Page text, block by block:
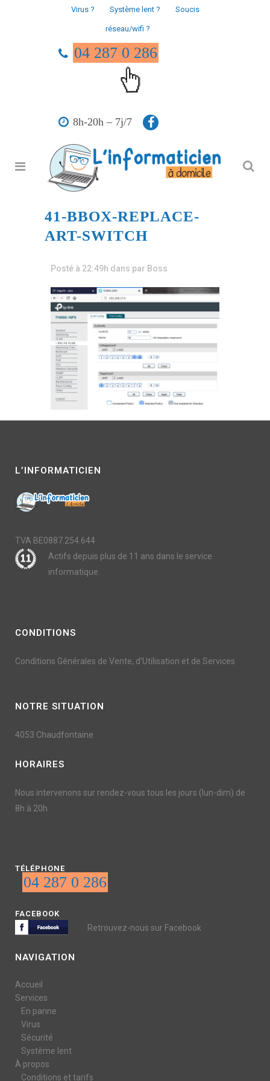
Virus ? Système lent ? Soucis
réseau/wifi ?
04 287 0 286
8h-20h – 7j/7
41-BBOX-REPLACE-
ART-SWITCH
Posté à 22:49h dans par Boss
L’INFORMATICIEN
TVA BE0887.254.644
Actifs depuis plus de 11 ans dans le service
informatique.
CONDITIONS
Conditions Générales de Vente, d’Utilisation et de Services
NOTRE SITUATION
4053 Chaudfontaine
HORAIRES
Nous intervenons sur rendez-vous tous les jours (lun-dim) de
8h à 20h
TÉLÉPHONE
04 287 0 286
FACEBOOK
Retrouvez-nous sur Facebook
NAVIGATION
Accueil
Services
En panne
Virus
Sécurité
Système lent
À propos
Conditions et tarifs